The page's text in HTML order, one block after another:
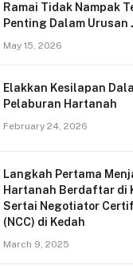
Ramai Tidak Nampak
Penting Dalam Urusan
May 15, 2026
Elakkan Kesilapan
Pelaburan Hartanah
February 24, 2026
Langkah Pertama
Hartanah Berdaftar di
Sertai Negotiator
(NCC) di Kedah
March 9, 2025